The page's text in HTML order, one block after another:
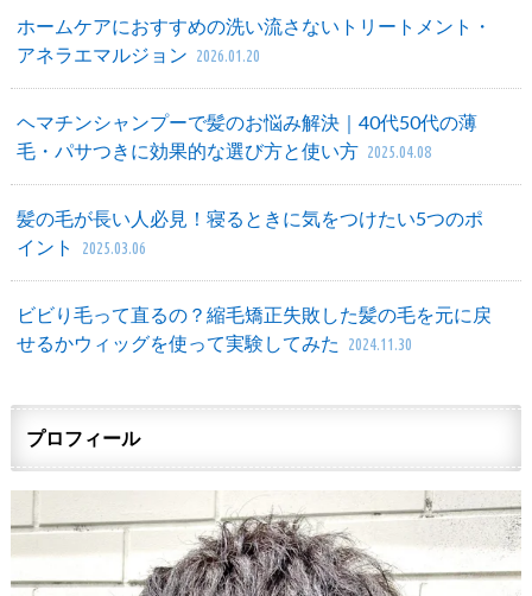
ホームケアにおすすめの洗い流さないトリートメント・
アネラエマルジョン 2026.01.20
ヘマチンシャンプーで髪のお悩み解決｜40代50代の薄
毛・パサつきに効果的な選び方と使い方 2025.04.08
髪の毛が長い人必見！寝るときに気をつけたい5つのポ
イント
2025.03.06
ビビり毛って直るの？縮毛矯正失敗した髪の毛を元に戻
せるかウィッグを使って実験してみた
2024.11.30
プロフィール